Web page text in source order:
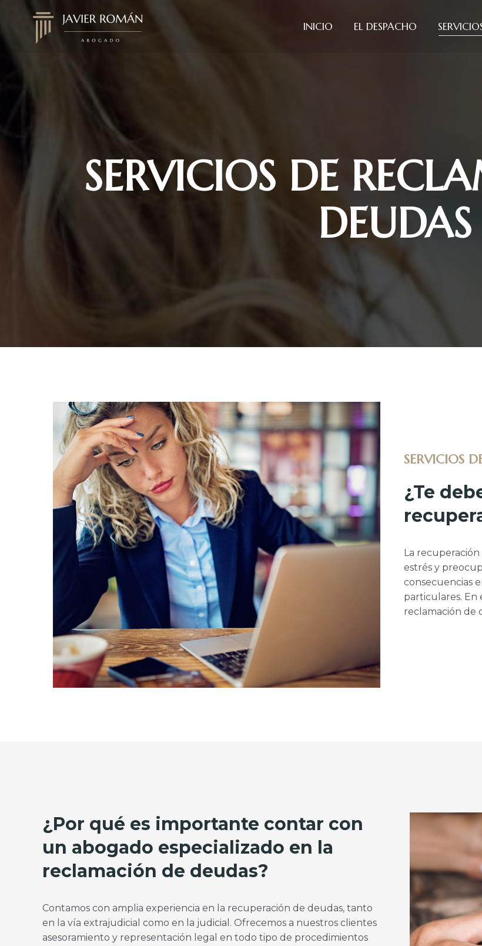
INICIO EL DESPACHO
SERVICIOS DE
DEUDAS
SERVICIOS
¿Te
La
estrés y
consecuencias
particulares. En
reclamación de
¿Por qué es importante contar con
un abogado especializado en la
reclamación de deudas?
Contamos con amplia experiencia en la recuperación de deudas, tanto
en la vía extrajudicial como en la judicial. Ofrecemos a nuestros clientes
asesoramiento y representación legal en todo tipo de procedimientos